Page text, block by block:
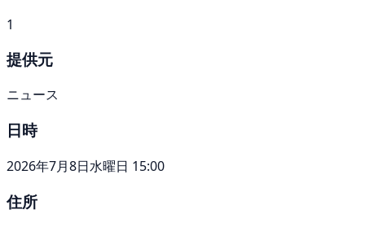
1
提供元
ニュース
日時
2026年7月8日水曜日 15:00
住所